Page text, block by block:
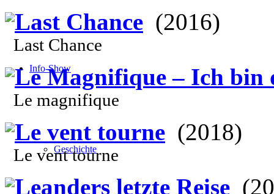
Info-Show
Geschichte
Last Chance (2016)
Last Chance
Le Magnifique – Ich bin
Le magnifique
Le vent tourne (2018)
Le vent tourne
Leanders letzte Reise